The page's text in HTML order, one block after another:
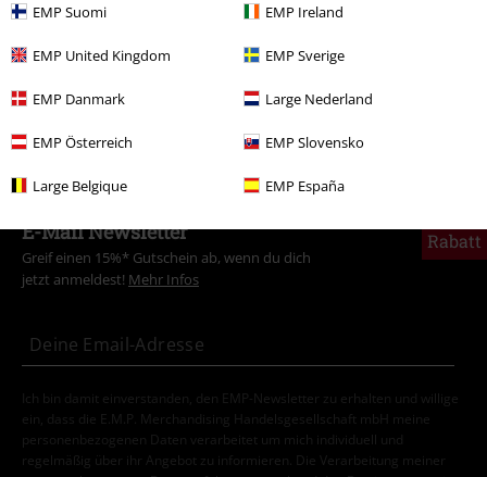
EMP Suomi EMP Ireland
EMP United Kingdom EMP Sverige
EMP Danmark Large Nederland
EMP Österreich EMP Slovensko
Large Belgique EMP España
Rabatt
E-Mail Newsletter
Greif einen 15%* Gutschein ab, wenn du dich
jetzt anmeldest! Mehr Infos
Ich bin damit einverstanden, den EMP-Newsletter zu erhalten und willige
ein, dass die E.M.P. Merchandising Handelsgesellschaft mbH meine
personenbezogenen Daten verarbeitet um mich individuell und
regelmäßig über ihr Angebot zu informieren. Die Verarbeitung meiner